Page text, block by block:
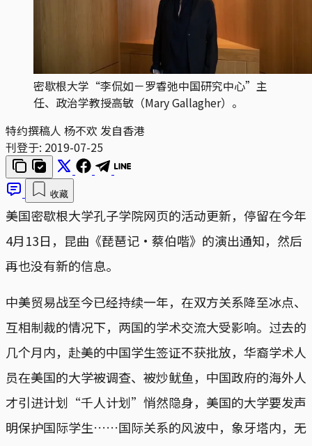
密歇根大学“李侃如－罗睿弛中国研究中心”主
任、政治学教授高敏（Mary Gallagher）。
特约撰稿人 杨不欢 发自香港
刊登于: 2019-07-25
收藏
美国密歇根大学孔子学院网页的活动更新，停留在今年
4月13日，昆曲《琵琶记·蔡伯喈》的演出通知，然后
再也没有新的信息。
中美贸易战至今已经持续一年，在双方关系降至冰点、
互相制裁的情况下，两国的学术交流大受影响。过去的
几个月内，赴美的中国学生签证不获批放，华裔学术人
员在美国的大学被调查、被炒鱿鱼，中国政府的海外人
才引进计划“千人计划”悄然隐身，美国的大学要发声
明保护国际学生……国际关系的风波中，象牙塔内，无